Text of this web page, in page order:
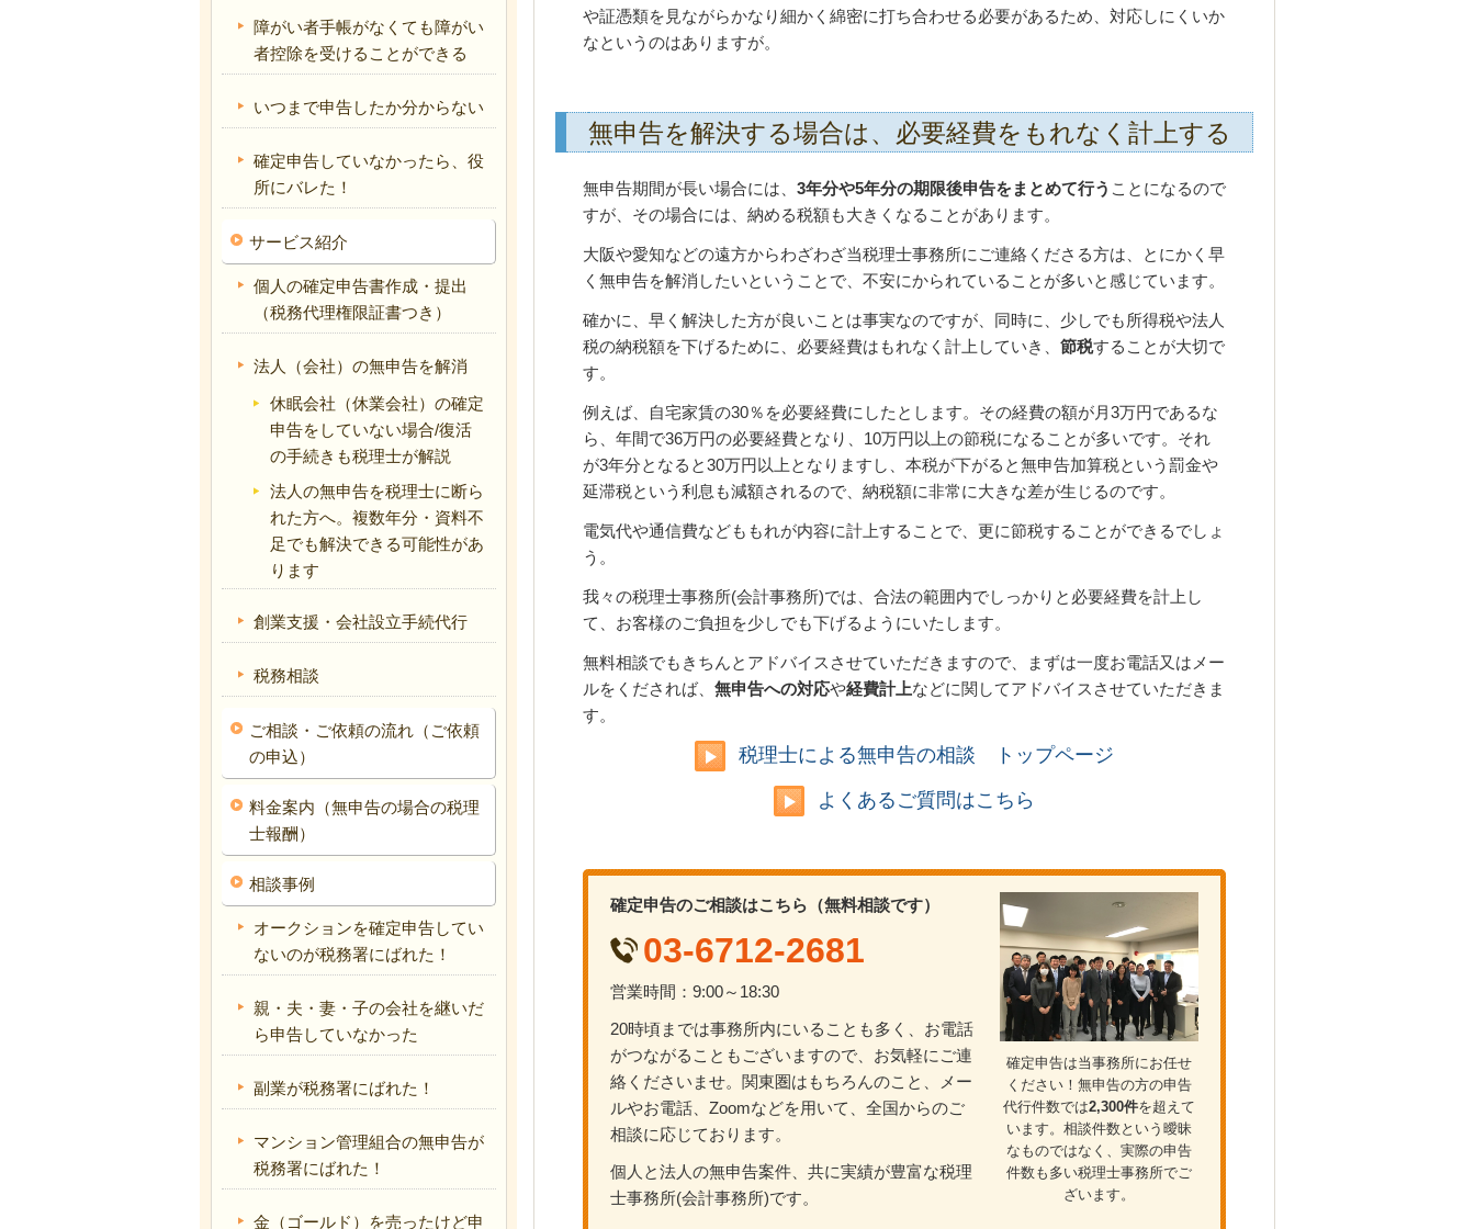
や証憑類を見ながらかなり細かく綿密に打ち合わせる必要があるため、対応しにくいか
なというのはありますが。
無申告を解決する場合は、必要経費をもれなく計上する
無申告期間が長い場合には、 3年分や5年分の期限後申告をまとめて行う ことになるので
すが、その場合には、納める税額も大きくなることがあります。
大阪や愛知などの遠方からわざわざ当税理士事務所にご連絡くださる方は、とにかく早
く無申告を解消したいということで、不安にかられていることが多いと感じています。
確かに、早く解決した方が良いことは事実なのですが、同時に、少しでも所得税や法人
税の納税額を下げるために、必要経費はもれなく計上していき、 節税することが大切で
す。
例えば、自宅家賃の30％を必要経費にしたとします。その経費の額が月3万円であるな
ら、年間で36万円の必要経費となり、10万円以上の節税になることが多いです。それ
が3年分となると30万円以上となりますし、本税が下がると無申告加算税という罰金や
延滞税という利息も減額されるので、納税額に非常に大きな差が生じるのです。
電気代や通信費などももれが内容に計上することで、更に節税することができるでしょ
う。
我々の税理士事務所(会計事務所)では、合法の範囲内でしっかりと必要経費を計上し
て、お客様のご負担を少しでも下げるようにいたします。
無料相談でもきちんとアドバイスさせていただきますので、まずは一度お電話又はメー
ルをくだされば、 無申告への対応や経費計上などに関してアドバイスさせていただきま
す。
税理士による無申告の相談 トップページ
よくあるご質問はこちら
確定申告は当事務所にお任せ
ください！無申告の方の申告
代行件数では2,300件を超えて
います。相談件数という曖昧
なものではなく、実際の申告
件数も多い税理士事務所でご
ざいます。
確定申告のご相談はこちら（無料相談です）
03-6712-2681
営業時間：9:00～18:30
20時頃までは事務所内にいることも多く、お電話
がつながることもございますので、お気軽にご連
絡くださいませ。関東圏はもちろんのこと、メー
ルやお電話、Zoomなどを用いて、全国からのご
相談に応じております。
個人と法人の無申告案件、共に実績が豊富な税理
士事務所(会計事務所)です。
障がい者手帳がなくても障がい
者控除を受けることができる
いつまで申告したか分からない
確定申告していなかったら、役
所にバレた！
サービス紹介
個人の確定申告書作成・提出
（税務代理権限証書つき）
法人（会社）の無申告を解消
休眠会社（休業会社）の確定
申告をしていない場合/復活
の手続きも税理士が解説
法人の無申告を税理士に断ら
れた方へ。複数年分・資料不
足でも解決できる可能性があ
ります
創業支援・会社設立手続代行
税務相談
ご相談・ご依頼の流れ（ご依頼
の申込）
料金案内（無申告の場合の税理
士報酬）
相談事例
オークションを確定申告してい
ないのが税務署にばれた！
親・夫・妻・子の会社を継いだ
ら申告していなかった
副業が税務署にばれた！
マンション管理組合の無申告が
税務署にばれた！
金（ゴールド）を売ったけど申